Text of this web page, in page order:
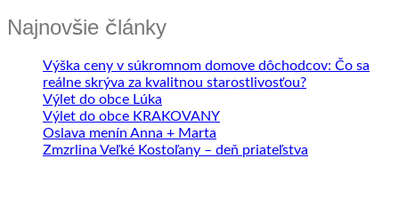
Najnovšie články
Výška ceny v súkromnom domove dôchodcov: Čo sa
reálne skrýva za kvalitnou starostlivosťou?
Výlet do obce Lúka
Výlet do obce KRAKOVANY
Oslava menín Anna + Marta
Zmzrlina Veľké Kostoľany – deň priateľstva